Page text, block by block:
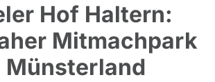
Hof Haltern:
Mitmachpark
Münsterland